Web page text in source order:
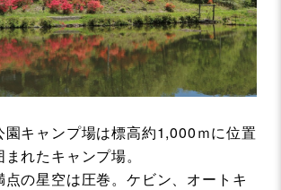
園キャンプ場は標高約1,000ｍに位置
れたキャンプ場。
の星空は圧巻。ケビン、オートキ